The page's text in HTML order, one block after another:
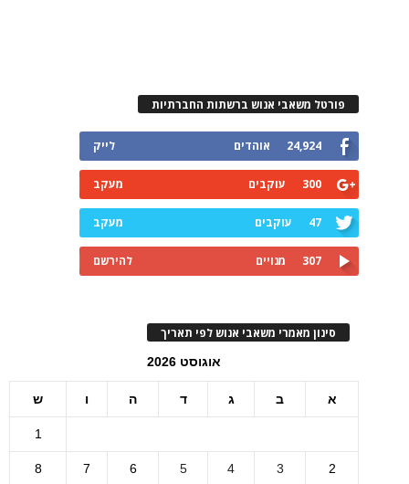
פורטל משאבי אנוש ברשתות החברתיות
24,924 אוהדים לייק
300 עוקבים מעקב
47 עוקבים מעקב
307 מנויים להירשם
סינון מאמרי משאבי אנוש לפי תאריך
אוגוסט 2026
א ב ג ד ה ו ש
1
2
3
4
5
6
7
8